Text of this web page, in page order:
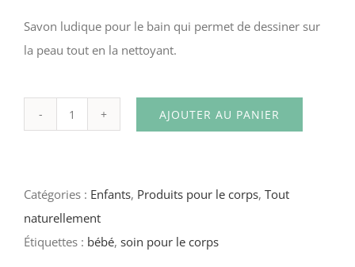
Savon ludique pour le bain qui permet de dessiner sur
la peau tout en la nettoyant.
nombril
Fruits
rouges
AJOUTER AU PANIER
Catégories : Enfants, Produits pour le corps, Tout
naturellement
Étiquettes : bébé, soin pour le corps